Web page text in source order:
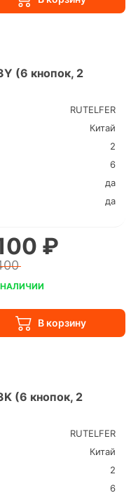
(6 кнопок, 2
RUTELFER
Китай
2
6
да
да
(6 кнопок, 2
RUTELFER
Китай
2
6
₽